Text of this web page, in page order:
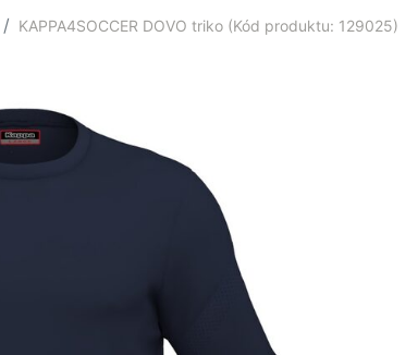
KAPPA4SOCCER DOVO triko (Kód produktu: 129025)